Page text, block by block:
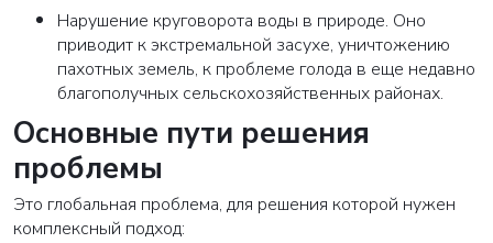
Нарушение круговорота воды в природе. Оно
приводит к экстремальной засухе, уничтожению
пахотных земель, к проблеме голода в еще недавно
благополучных сельскохозяйственных районах.
Основные пути решения
проблемы
Это глобальная проблема, для решения которой нужен
комплексный подход: